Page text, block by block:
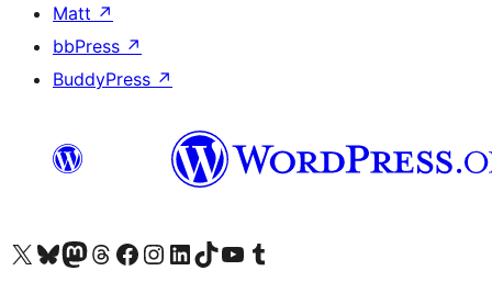
Matt ↗
bbPress ↗
BuddyPress ↗
ຢ້ຽມຊົມບັນຊີ X (ຊື່ເກົ່າ Twitter) ຂອງພວກເຮົາຢ້ຽມຊົມບັນຊີ Bluesky ຂອງພວກເຮົາຢ້ຽມຊົມບັນຊີ Mastodon ຂອງພວກເຮົາຢ້ຽມຊົມບັນຊີ Threads ຂອງພວກເຮົາຢ້ຽມຊົມໜ້າ Facebook ຂອງພວກເຮົາຢ້ຽມຊົມບັນຊີ Instagram ຂອງພວກເຮົາຢ້ຽມຊົມບັນຊີ LinkedIn ຂອງພວກເຮົາຢ້ຽມຊົມບັນຊີ TikTok ຂອງພວກເຮົາຢ້ຽມຊົມຊ່ອງ YouTube ຂອງພວກເຮົາຢ້ຽມຊົມບັນຊີ Tumblr ຂອງພວກເຮົາ